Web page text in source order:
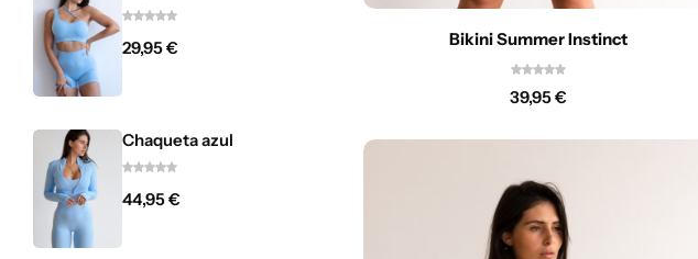
Bikini Summer Instinct
39,95€
29,95€
Chaqueta azul
44,95€